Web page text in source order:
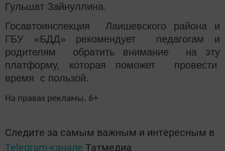
Гульшат Зайнуллина.
Госавтоинспекция Лаишевского района и
ГБУ «БДД» рекомендует педагогам и
родителям обратить внимание на эту
платформу, которая поможет провести
время с пользой.
На правах рекламы. 6+
Следите за самым важным и интересным в
Telegram-канале Татмедиа